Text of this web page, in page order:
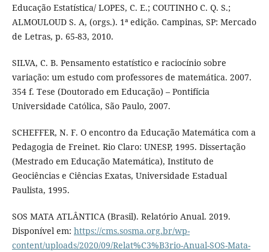
Educação Estatística/ LOPES, C. E.; COUTINHO C. Q. S.;
ALMOULOUD S. A, (orgs.). 1ª edição. Campinas, SP: Mercado
de Letras, p. 65-83, 2010.
SILVA, C. B. Pensamento estatístico e raciocínio sobre
variação: um estudo com professores de matemática. 2007.
354 f. Tese (Doutorado em Educação) – Pontifícia
Universidade Católica, São Paulo, 2007.
SCHEFFER, N. F. O encontro da Educação Matemática com a
Pedagogia de Freinet. Rio Claro: UNESP, 1995. Dissertação
(Mestrado em Educação Matemática), Instituto de
Geociências e Ciências Exatas, Universidade Estadual
Paulista, 1995.
SOS MATA ATLÂNTICA (Brasil). Relatório Anual. 2019.
Disponível em: https://cms.sosma.org.br/wp-
content/uploads/2020/09/Relat%C3%B3rio-Anual-SOS-Mata-